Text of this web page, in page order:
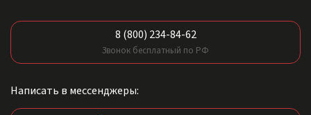
8 (800) 234-84-62
Звонок бесплатный по РФ
Написать в мессенджеры: